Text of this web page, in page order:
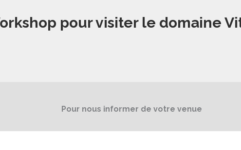
pour visiter le domaine
Pour nous informer de votre venue